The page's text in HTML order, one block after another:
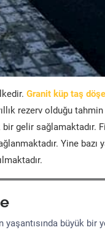
Granit küp taş
rezerv olduğu
gelir sağlamaktadır.
Yine bazı
büyük bir